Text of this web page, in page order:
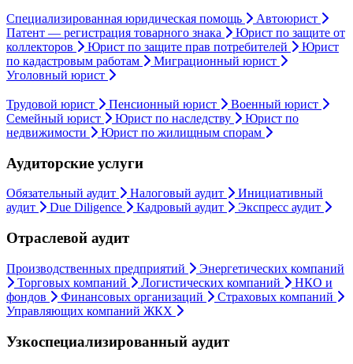
Специализированная юридическая помощь
Автоюрист
Патент — регистрация товарного знака
Юрист по защите от
коллекторов
Юрист по защите прав потребителей
Юрист
по кадастровым работам
Миграционный юрист
Уголовный юрист
Трудовой юрист Пенсионный юрист
Военный юрист
Семейный юрист
Юрист по наследству
Юрист по
недвижимости
Юрист по жилищным спорам
Аудиторские услуги
Обязательный аудит Налоговый аудит
Инициативный
аудит
Due Diligence Кадровый аудит Экспресс аудит
Отраслевой аудит
Производственных предприятий
Энергетических компаний
Торговых компаний
Логистических компаний
НКО и
фондов
Финансовых организаций
Страховых компаний
Управляющих компаний ЖКХ
Узкоспециализированный аудит